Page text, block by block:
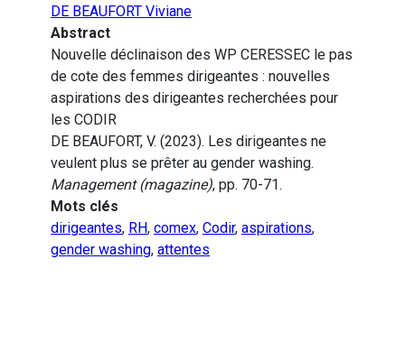
DE BEAUFORT Viviane
Abstract
Nouvelle déclinaison des WP CERESSEC le pas
de cote des femmes dirigeantes : nouvelles
aspirations des dirigeantes recherchées pour
les CODIR
DE BEAUFORT, V. (2023). Les dirigeantes ne
veulent plus se prêter au gender washing.
Management (magazine), pp. 70-71.
Mots clés
dirigeantes, RH, comex, Codir, aspirations,
gender washing, attentes